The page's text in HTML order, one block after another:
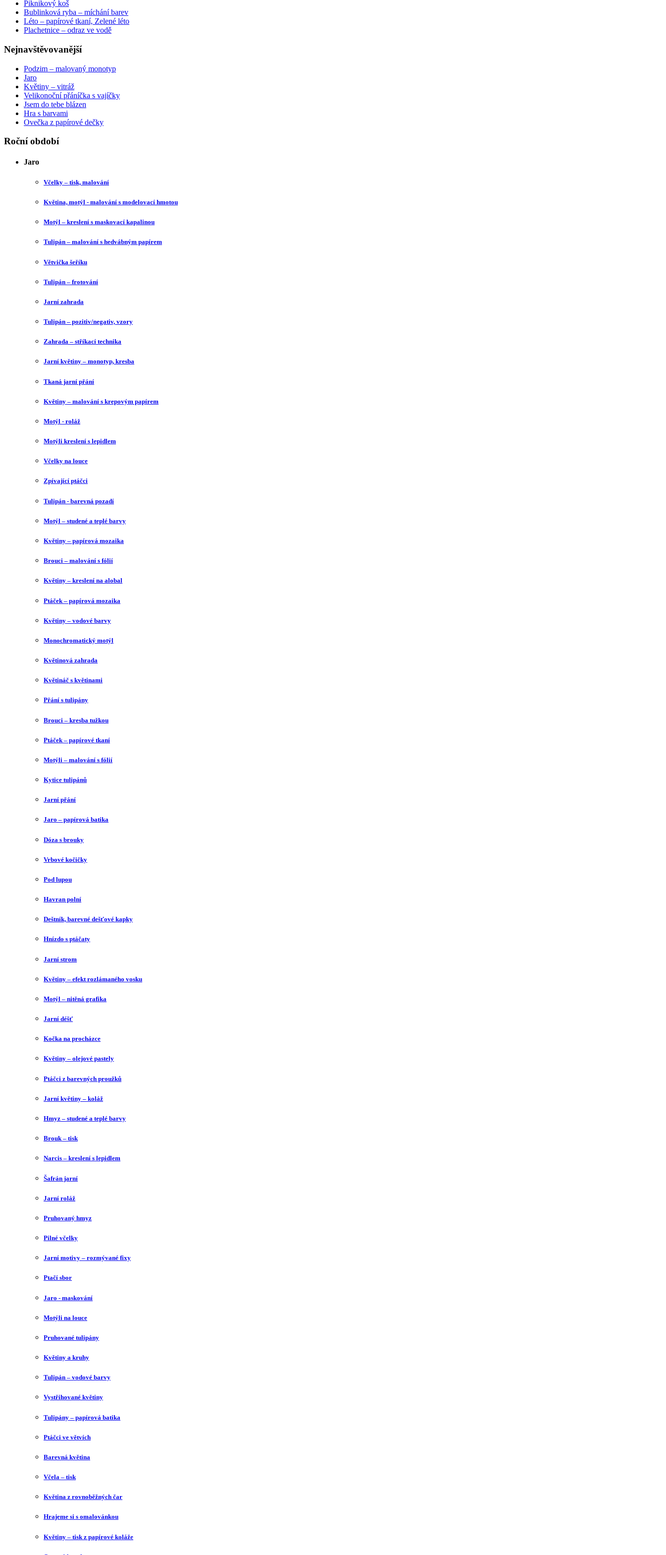
Piknikový koš
Bublinková ryba – míchání barev
Léto – papírové tkaní, Zelené léto
Plachetnice – odraz ve vodě
Nejnavštěvovanější
Podzim – malovaný monotyp
Jaro
Květiny – vitráž
Velikonoční přáníčka s vajíčky
Jsem do tebe blázen
Hra s barvami
Ovečka z papírové dečky
Roční období
Jaro
Včelky – tisk, malování
Květina, motýl - malování s modelovací hmotou
Motýl – kreslení s maskovací kapalinou
Tulipán – malování s hedvábným papírem
Větvička šeříku
Tulipán – frotování
Jarní zahrada
Tulipán – pozitiv/negativ, vzory
Zahrada – stříkací technika
Jarní květiny – monotyp, kresba
Tkaná jarní přání
Květiny – malování s krepovým papírem
Motýl - roláž
Motýli kreslení s lepidlem
Včelky na louce
Zpívající ptáčci
Tulipán - barevná pozadí
Motýl – studené a teplé barvy
Květiny – papírová mozaika
Brouci – malování s fólií
Květiny – kreslení na alobal
Ptáček – papírová mozaika
Květiny – vodové barvy
Monochromatický motýl
Květinová zahrada
Květináč s květinami
Přání s tulipány
Brouci – kresba tužkou
Ptáček – papírové tkaní
Motýli – malování s fólií
Kytice tulipánů
Jarní přání
Jaro – papírová batika
Dóza s brouky
Vrbové kočičky
Pod lupou
Havran polní
Deštník, barevné dešťové kapky
Hnízdo s ptáčaty
Jarní strom
Květiny – efekt rozlámaného vosku
Motýl – nitěná grafika
Jarní déšť
Kočka na procházce
Květiny – olejové pastely
Ptáčci z barevných proužků
Jarní květiny – koláž
Hmyz – studené a teplé barvy
Brouk – tisk
Narcis – kreslení s lepidlem
Šafrán jarní
Jarní roláž
Pruhovaný hmyz
Pilné včelky
Jarní motivy – rozmývané fixy
Ptačí sbor
Jaro - maskování
Motýli na louce
Pruhované tulipány
Květiny a kruhy
Tulipán – vodové barvy
Vystřihované květiny
Tulipány – papírová batika
Ptáčci ve větvích
Barevná květina
Včela – tisk
Květina z rovnoběžných čar
Hrajeme si s omalovánkou
Květiny – tisk z papírové koláže